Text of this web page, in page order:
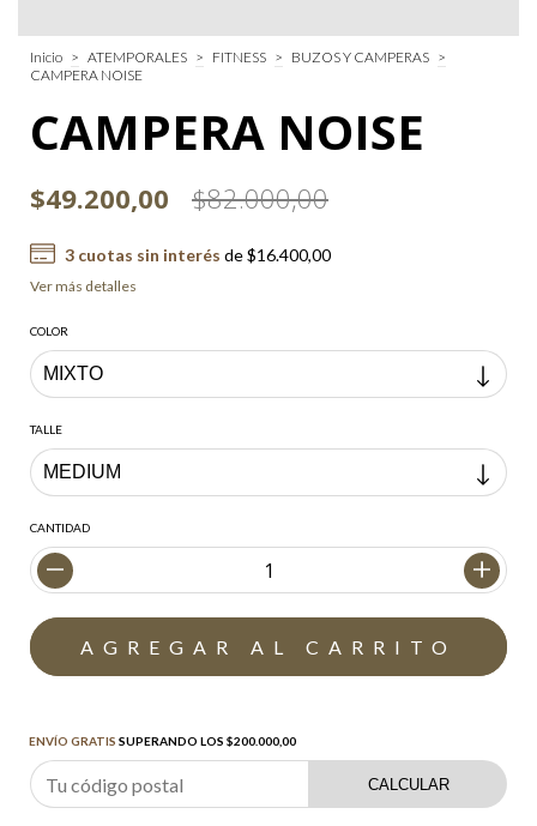
Inicio > ATEMPORALES > FITNESS > BUZOS Y CAMPERAS >
CAMPERA NOISE
CAMPERA NOISE
$49.200,00 $82.000,00
3cuotas sin interés de$16.400,00
Ver más detalles
COLOR
TALLE
CANTIDAD
ENVÍO GRATIS SUPERANDO LOS $200.000,00
CALCULAR